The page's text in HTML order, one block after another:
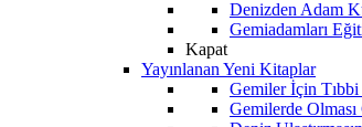
Denizden Adam
Gemiadamları
Kapat
Yayınlanan Yeni Kitaplar
Gemiler İçin Tıbbi
Gemilerde